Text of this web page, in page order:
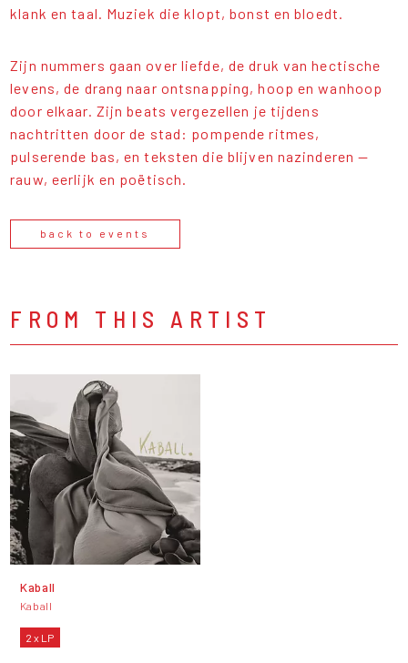
klank en taal. Muziek die klopt, bonst en bloedt.
Zijn nummers gaan over liefde, de druk van hectische
levens, de drang naar ontsnapping, hoop en wanhoop
door elkaar. Zijn beats vergezellen je tijdens
nachtritten door de stad: pompende ritmes,
pulserende bas, en teksten die blijven nazinderen —
rauw, eerlijk en poëtisch.
back to events
FROM THIS ARTIST
Kaball
Kaball
2 x LP